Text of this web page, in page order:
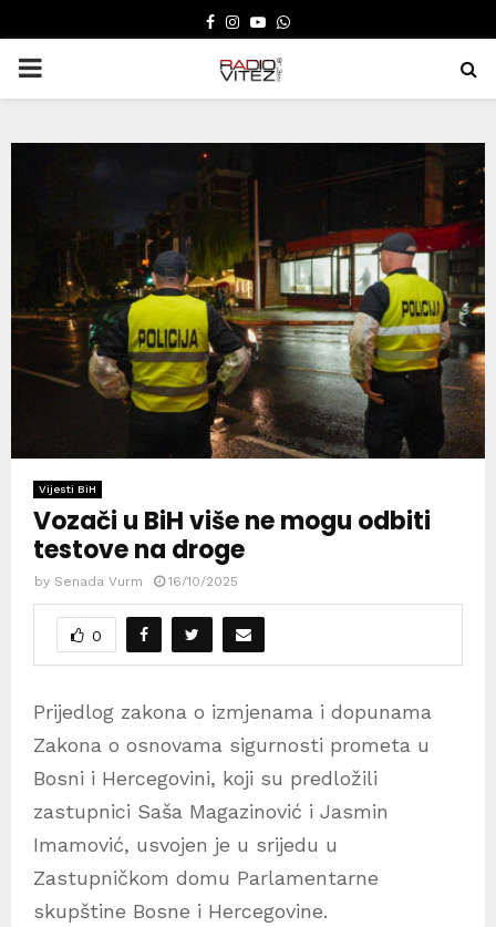
FACEBOOK
INSTAGRAM
YOUTUBE
WHATSAPP
PRIMARY
Vijesti BiH
Vozači u BiH više ne mogu odbiti
testove na droge
by Senada Vurm 16/10/2025
0
Prijedlog zakona o izmjenama i dopunama
Zakona o osnovama sigurnosti prometa u
Bosni i Hercegovini, koji su predložili
zastupnici Saša Magazinović i Jasmin
Imamović, usvojen je u srijedu u
Zastupničkom domu Parlamentarne
skupštine Bosne i Hercegovine.